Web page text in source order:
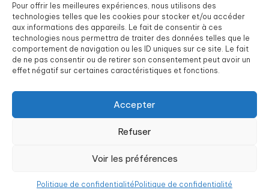
Pour offrir les meilleures expériences, nous utilisons des
technologies telles que les cookies pour stocker et/ou accéder
aux informations des appareils. Le fait de consentir à ces
technologies nous permettra de traiter des données telles que le
comportement de navigation ou les ID uniques sur ce site. Le fait
de ne pas consentir ou de retirer son consentement peut avoir un
effet négatif sur certaines caractéristiques et fonctions.
Accepter
Refuser
Voir les préférences
Politique de confidentialité Politique de confidentialité
dg.seniors@groupe-sos.org
ARPAVIE est une association du Groupe SOS